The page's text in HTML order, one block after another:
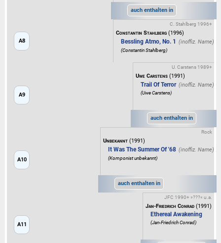
auch enthalten in
A8
C. Stahlberg 1996+
Constantin Stahlberg (1996)
Bessling Atmo, No. 1
(Constantin Stahlberg)
A9
U. Carstens 1989+
Uwe Carstens (1991)
Trail Of Terror
(Uwe Carstens)
auch enthalten in
A10
Rock
Unbekannt (1991)
It Was The Summer Of '68
(Komponist unbekannt)
auch enthalten in
A11
JFC 1990+ »???« u.a.
Jan-Friedrich Conrad (1991)
Ethereal Awakening
(Jan-Friedrich Conrad)